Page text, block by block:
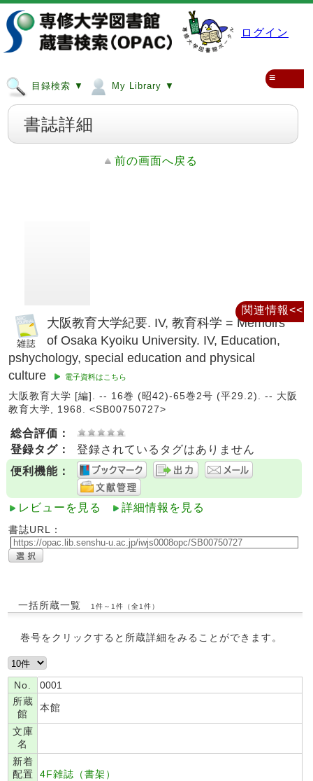
ログイン
目録検索 ▼ My Library ▼
≡
書誌詳細
前の画面へ戻る
大阪教育大学紀要. IV, 教育科学 = Memoirs
of Osaka Kyoiku University. IV, Education,
pshychology, special education and physical
culture
電子資料はこちら
大阪教育大学 [編]. -- 16巻 (昭42)-65巻2号 (平29.2). -- 大阪
教育大学, 1968. <SB00750727>
総合評価：
登録タグ：
登録されているタグはありません
便利機能：
レビューを見る 詳細情報を見る
書誌URL：
一括所蔵一覧 1件～1件（全1件）
巻号をクリックすると所蔵詳細をみることができます。
No.
0001
所蔵
館
本館
文庫
名
新着
配置
4F雑誌（書架）
関連情報<<